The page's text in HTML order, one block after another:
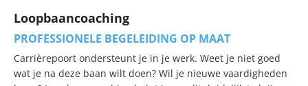
Loopbaancoaching
PROFESSIONELE BEGELEIDING OP MAAT
Carrièrepoort ondersteunt je in je werk. Weet je niet goed
wat je na deze baan wilt doen? Wil je nieuwe vaardigheden